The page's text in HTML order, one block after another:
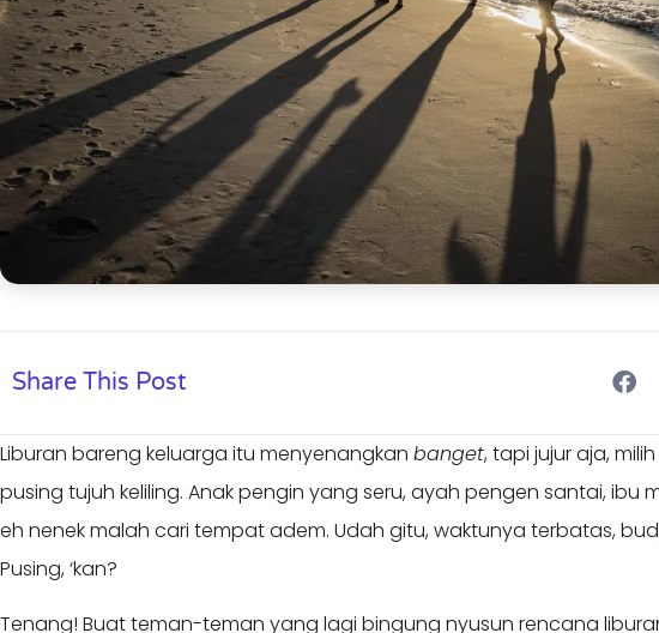
Share This Post
Liburan bareng keluarga itu menyenangkan banget, tapi jujur aja,
pusing tujuh keliling. Anak pengin yang seru, ayah pengen santai,
eh nenek malah cari tempat adem. Udah gitu, waktunya terbatas,
Pusing, ‘kan?
Tenang! Buat teman-teman yang lagi bingung nyusun rencana